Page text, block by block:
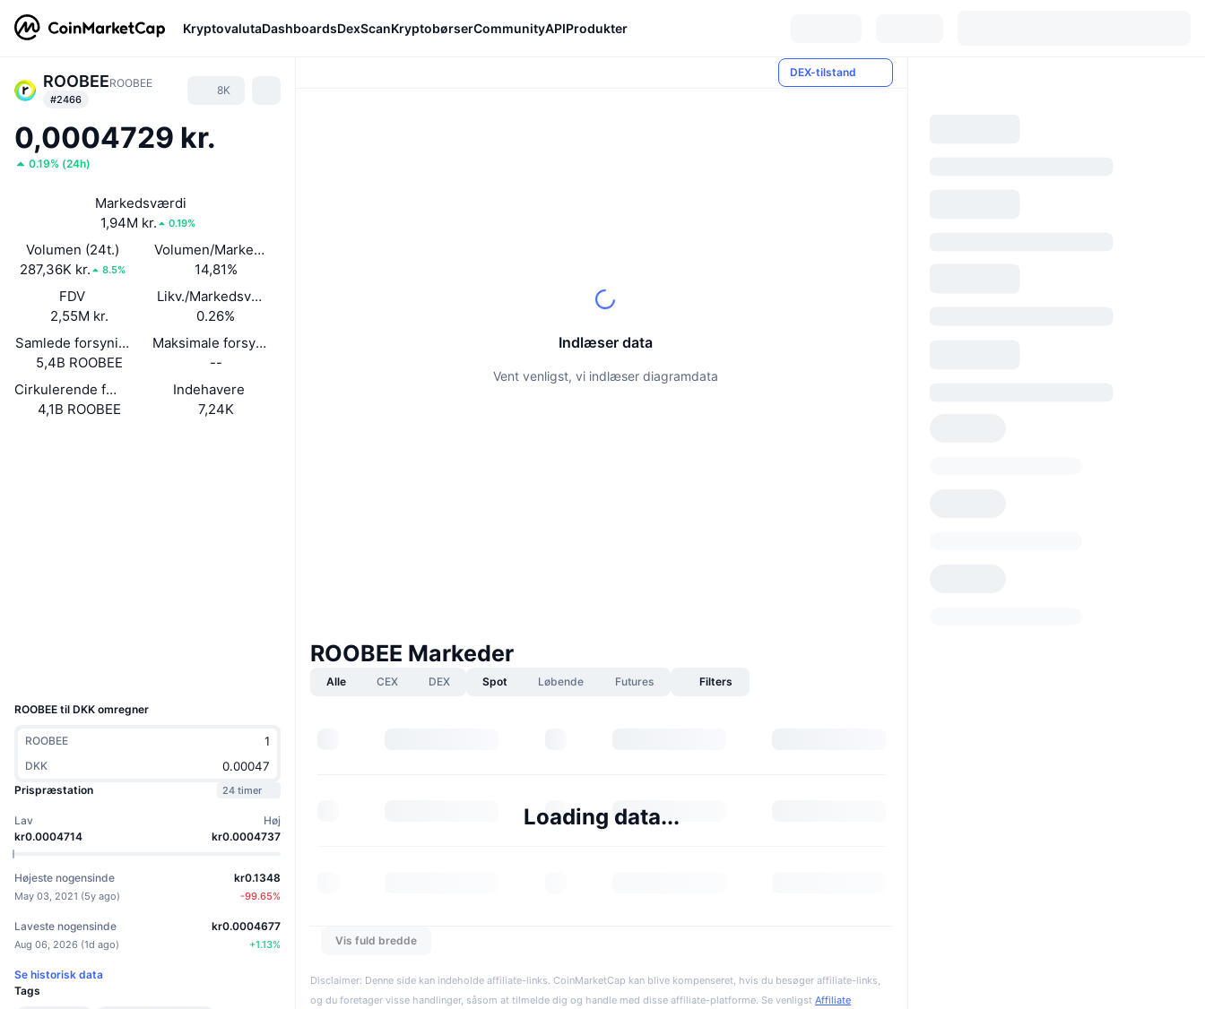
KryptovalutaDashboardsDexScanKryptobørserCommunityAPIProdukter
ROOBEEROOBEE
#2466
8K
0,0004729 kr.
0.19% (24h)
Markedsværdi
1,94M kr.
0.19%
Volumen (24t.)
287,36K kr.
8.5%
Volumen/Markedsværdi (24 timer)
14,81%
FDV
2,55M kr.
Likv./Markedsværdi
0.26%
Samlede forsyning
5,4B ROOBEE
Maksimale forsyning
--
Cirkulerende forsyning
4,1B ROOBEE
Indehavere
7,24K
ROOBEE til DKK omregner
ROOBEE
DKK
Prispræstation
24 timer
Lav
kr0.0004714
Høj
kr0.0004737
Højeste nogensinde
May 03, 2021 (5y ago)
kr0.1348
-99.65%
Laveste nogensinde
Aug 06, 2026 (1d ago)
kr0.0004677
+1.13%
Se historisk data
Tags
DEX-tilstand
Indlæser data
Vent venligst, vi indlæser diagramdata
ROOBEE Markeder
Alle CEX DEX Spot Løbende Futures Filters
Loading data...
Vis fuld bredde
Disclaimer: Denne side kan indeholde affiliate-links. CoinMarketCap kan blive kompenseret, hvis du besøger affiliate-links,
og du foretager visse handlinger, såsom at tilmelde dig og handle med disse affiliate-platforme. Se venligst Affiliate